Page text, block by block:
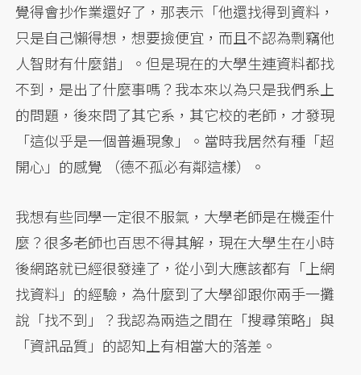
覺得會抄作業還好了，那表示「他還找得到資料，
只是自己懶得想，想要撿便宜，而且不認為剽竊他
人智財有什麼錯」。但是現在的大學生連資料都找
不到，是出了什麼事嗎？我本來以為只是我們系上
的問題，後來問了其它系，其它校的老師，才發現
「這似乎是一個普遍現象」。當時我居然有種「超
開心」的感覺 （德不孤必有鄰這樣）。
我想有些同學一定很不服氣，大學老師是在機歪什
麼？很多老師也百思不得其解，現在大學生在小時
後網路就已經很發達了，從小到大應該都有「上網
找資料」的經驗，為什麼到了大學卻跟你兩手一攤
說「找不到」？我認為兩造之間在「搜尋策略」與
「資訊品質」的認知上有相當大的落差。